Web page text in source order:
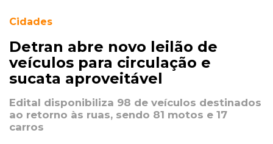
Cidades
Detran abre novo leilão de
veículos para circulação e
sucata aproveitável
Edital disponibiliza 98 de veículos destinados
ao retorno às ruas, sendo 81 motos e 17
carros